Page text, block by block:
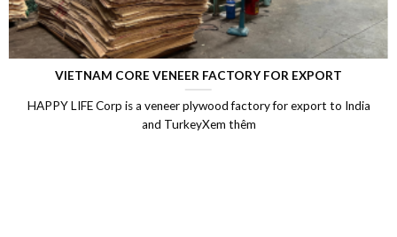
LAMINATED VENEER LUMBER (LVL)
Laminated Wood, LVL Laminated Veneer Lumber, LVL plywood
Vietnam, LVL Timber, Vietnam plywood exportXem thêm